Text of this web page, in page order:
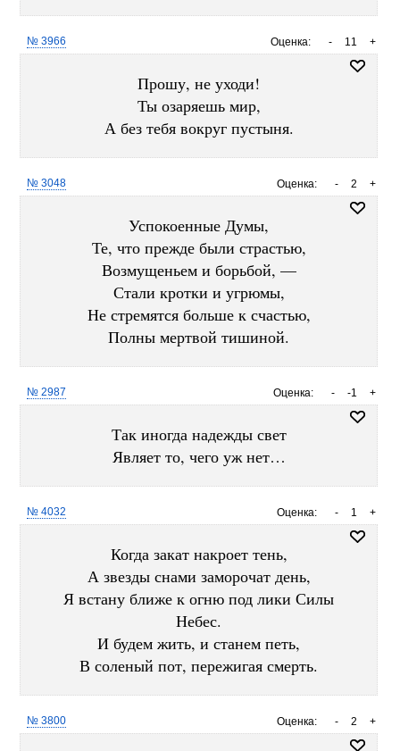
Оценка: +
11
-
№ 3966
Прошу, не уходи!
Ты озаряешь мир,
А без тебя вокруг пустыня.
Оценка: +
2
-
№ 3048
Успокоенные Думы,
Те, что прежде были страстью,
Возмущеньем и борьбой, —
Стали кротки и угрюмы,
Не стремятся больше к счастью,
Полны мертвой тишиной.
Оценка: +
-1
-
№ 2987
Так иногда надежды свет
Являет то, чего уж нет…
Оценка: +
1
-
№ 4032
Когда закат накроет тень,
А звезды снами заморочат день,
Я встану ближе к огню под лики Силы
Небес.
И будем жить, и станем петь,
В соленый пот, пережигая смерть.
Оценка: +
2
-
№ 3800